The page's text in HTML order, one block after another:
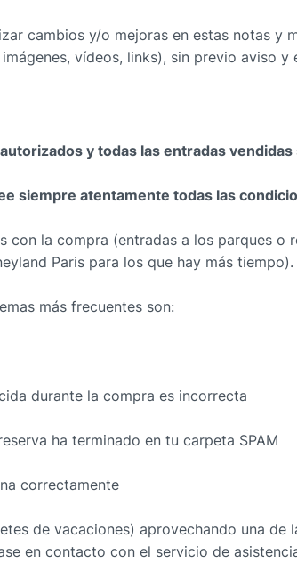
cambios y/o mejoras en estas notas
vídeos, links), sin previo aviso y
y todas las entradas vendidas
siempre atentamente todas las
con la compra (entradas a los parques
Paris para los que hay más tiempo).
más frecuentes son:
durante la compra es incorrecta
ha terminado en tu carpeta SPAM
correctamente
de vacaciones) aprovechando una
en contacto con el servicio de